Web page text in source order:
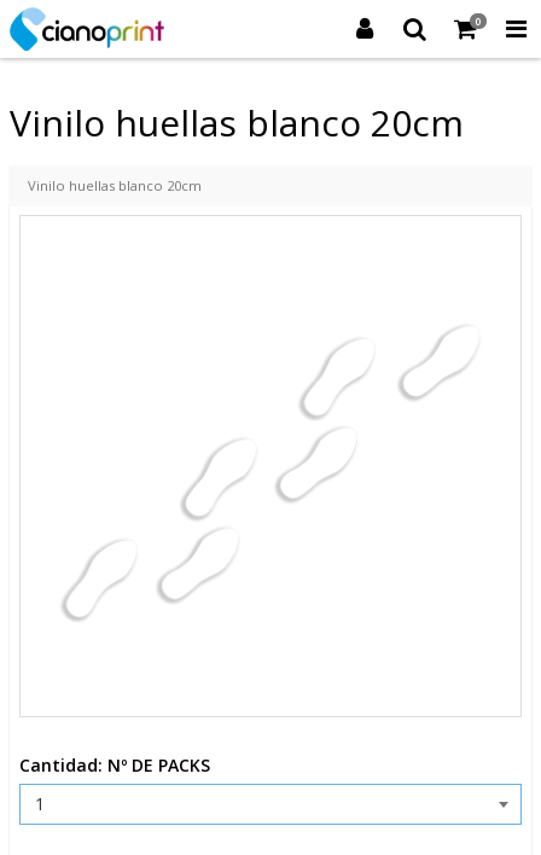
0
Vinilo huellas blanco 20cm
Vinilo huellas blanco 20cm
Cantidad: Nº DE PACKS